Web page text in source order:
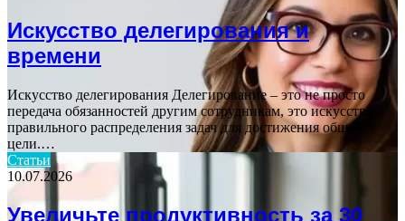
Искусство делегирования и
времени
Искусство делегирования Делегирование – это не просто
передача обязанностей другим сотрудникам, это искусство
правильного распределения задач для достижения общей
цели.…
Статьи
10.07.2026
Увеличьте продуктивность за 30